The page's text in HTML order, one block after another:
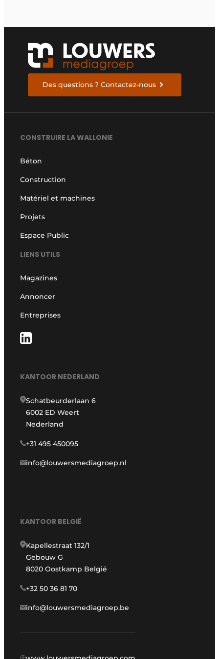
Des questions ? Contactez-nous
CONSTRUIRE LA WALLONIE
Béton
Construction
Matériel et machines
Projets
Espace Public
LIENS UTILS
Magazines
Annoncer
Entreprises
KANTOOR NEDERLAND
Schatbeurderlaan 6
6002 ED Weert
Nederland
+31 495 450095
info@louwersmediagroep.nl
KANTOOR BELGIË
Kapellestraat 132/1
Gebouw G
8020 Oostkamp België
+32 50 36 81 70
info@louwersmediagroep.be